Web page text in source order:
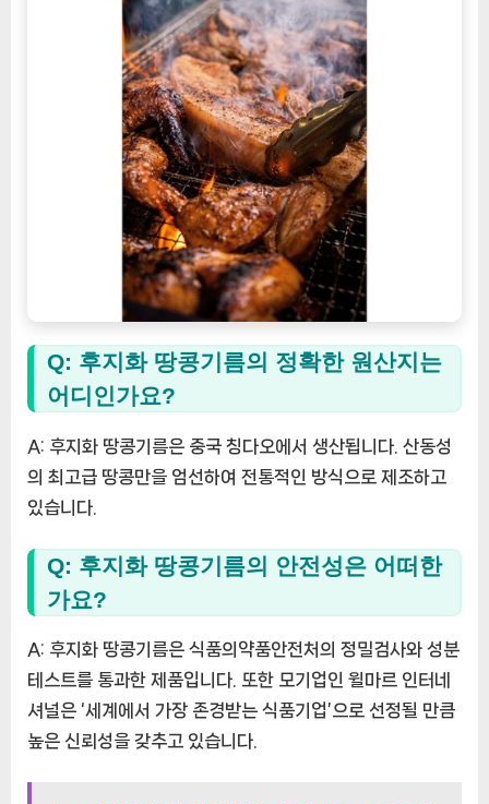
Q: 후지화 땅콩기름의 정확한 원산지는
어디인가요?
A: 후지화 땅콩기름은 중국 칭다오에서 생산됩니다. 산동성
의 최고급 땅콩만을 엄선하여 전통적인 방식으로 제조하고
있습니다.
Q: 후지화 땅콩기름의 안전성은 어떠한
가요?
A: 후지화 땅콩기름은 식품의약품안전처의 정밀검사와 성분
테스트를 통과한 제품입니다. 또한 모기업인 윌마르 인터네
셔널은 ‘세계에서 가장 존경받는 식품기업’으로 선정될 만큼
높은 신뢰성을 갖추고 있습니다.